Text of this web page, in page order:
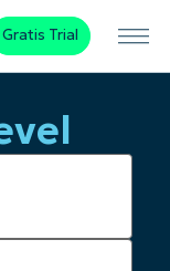
Gratis Trial